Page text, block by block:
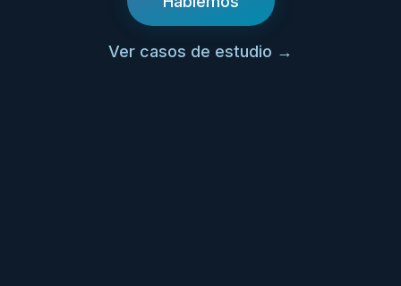
Ver casos de estudio →